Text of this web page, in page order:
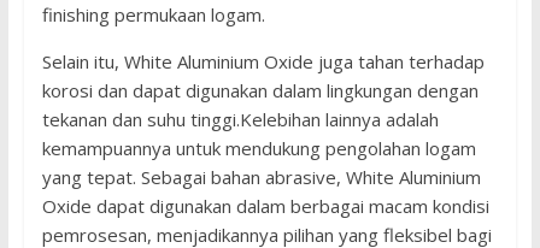
finishing permukaan logam.
Selain itu, White Aluminium Oxide juga tahan terhadap
korosi dan dapat digunakan dalam lingkungan dengan
tekanan dan suhu tinggi.Kelebihan lainnya adalah
kemampuannya untuk mendukung pengolahan logam
yang tepat. Sebagai bahan abrasive, White Aluminium
Oxide dapat digunakan dalam berbagai macam kondisi
pemrosesan, menjadikannya pilihan yang fleksibel bagi